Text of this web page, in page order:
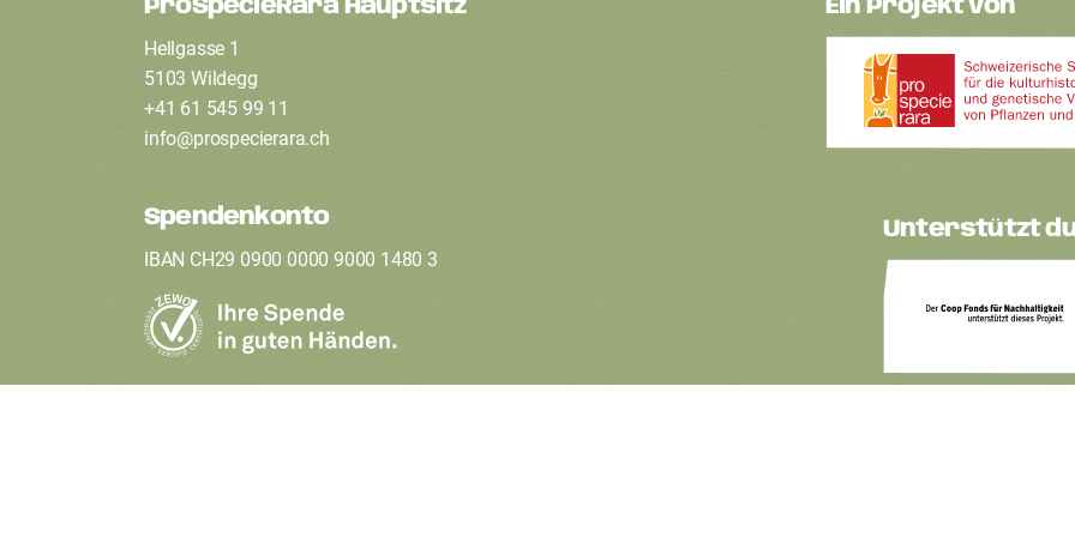
F
o
o
t
e
r
ProSpecieRara Hauptsitz
Hellgasse 1
5103 Wildegg
+41 61 545 99 11
info@prospecierara.ch
Spendenkonto
IBAN CH29 0900 0000 9000 1480 3
Ein Projekt von
Unterstützt